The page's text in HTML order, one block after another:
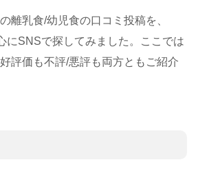
離乳食/幼児食の口コミ投稿を、
にSNSで探してみました。ここでは
評価も不評/悪評も両方ともご紹介